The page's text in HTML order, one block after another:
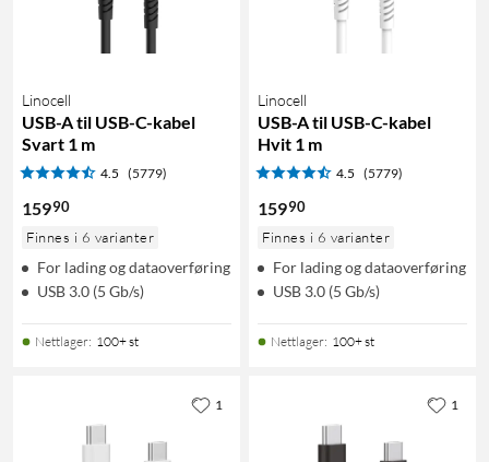
Linocell
USB-A til USB-C-kabel
Svart 1 m
4.5 (5779)
15990
Finnes i 6 varianter
For lading og dataoverføring
USB 3.0 (5 Gb/s)
Nettlager: 100+ st
Linocell
USB-A til USB-C-kabel
Hvit 1 m
4.5 (5779)
15990
Finnes i 6 varianter
For lading og dataoverføring
USB 3.0 (5 Gb/s)
Nettlager: 100+ st
1 1